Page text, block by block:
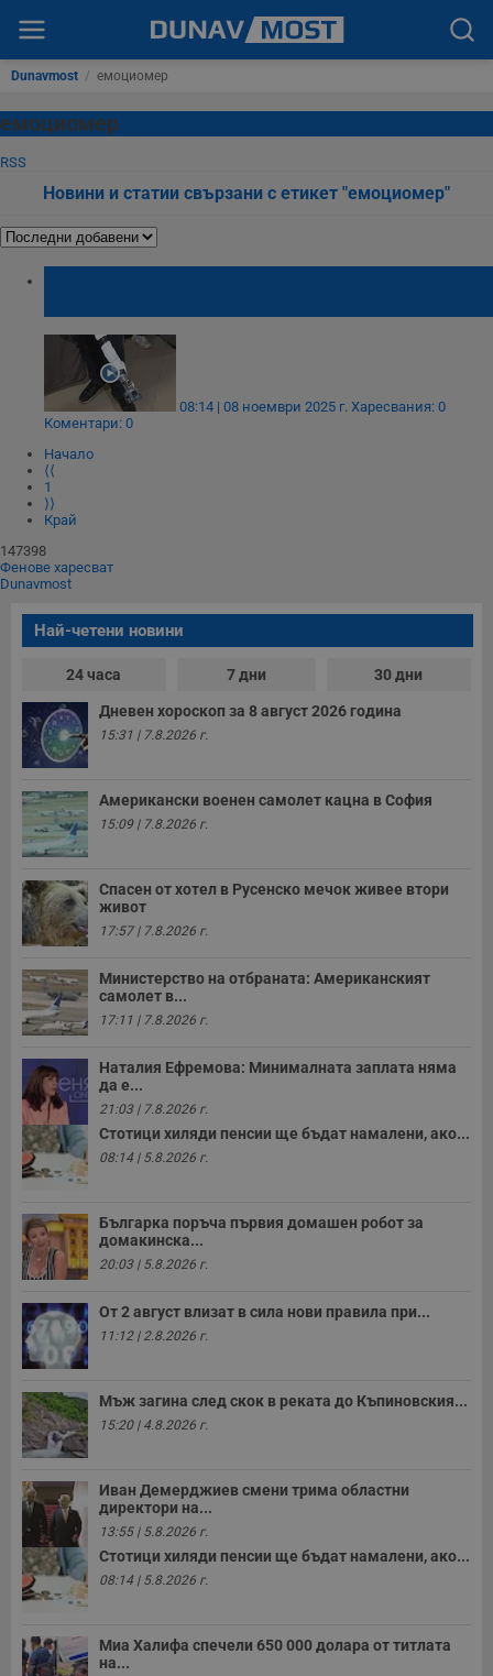
Dunavmost / емоциомер
емоциомер
RSS
Новини и статии свързани с етикет "емоциомер"
08:14 | 08 ноември 2025 г. Харесвания: 0
Коментари: 0
Начало
⟨⟨
1
⟩⟩
Край
147398
Фенове харесват
Dunavmost
Най-четени новини
24 часа 7 дни 30 дни
Дневен хороскоп за 8 август 2026 година
15:31 | 7.8.2026 г.
Американски военен самолет кацна в София
15:09 | 7.8.2026 г.
Спасен от хотел в Русенско мечок живее втори
живот
17:57 | 7.8.2026 г.
Министерство на отбраната: Американският
самолет в...
17:11 | 7.8.2026 г.
Наталия Ефремова: Минималната заплата няма
да е...
21:03 | 7.8.2026 г.
Стотици хиляди пенсии ще бъдат намалени, ако...
08:14 | 5.8.2026 г.
Българка поръча първия домашен робот за
домакинска...
20:03 | 5.8.2026 г.
От 2 август влизат в сила нови правила при...
11:12 | 2.8.2026 г.
Мъж загина след скок в реката до Къпиновския...
15:20 | 4.8.2026 г.
Иван Демерджиев смени трима областни
директори на...
13:55 | 5.8.2026 г.
Стотици хиляди пенсии ще бъдат намалени, ако...
08:14 | 5.8.2026 г.
Миа Халифа спечели 650 000 долара от титлата
на...